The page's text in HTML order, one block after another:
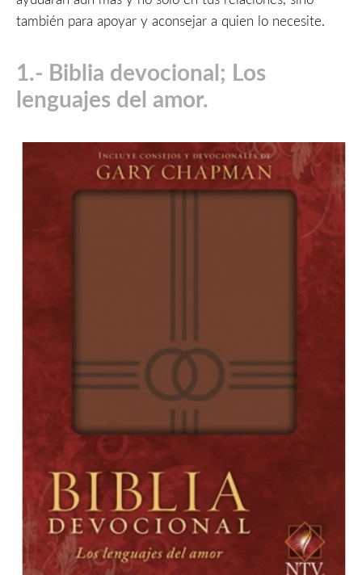
también para apoyar y aconsejar a quien lo necesite.
1.- Biblia devocional; Los
lenguajes del amor.